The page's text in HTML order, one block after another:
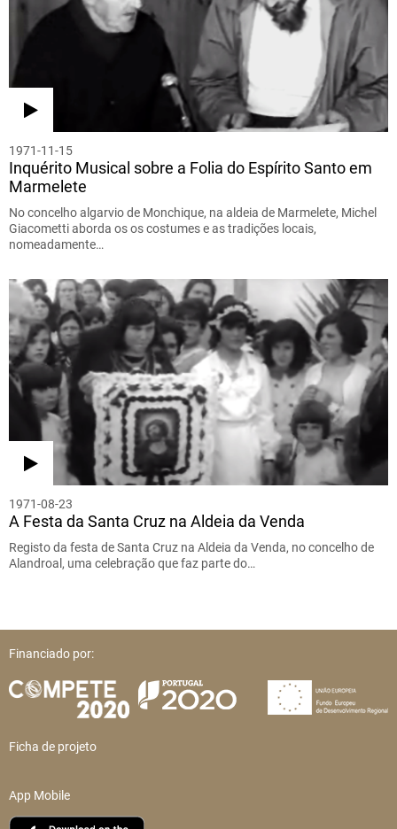
1971-11-15
Inquérito Musical sobre a Folia do Espírito Santo em
Marmelete
No concelho algarvio de Monchique, na aldeia de Marmelete, Michel
Giacometti aborda os os costumes e as tradições locais,
nomeadamente…
1971-08-23
A Festa da Santa Cruz na Aldeia da Venda
Registo da festa de Santa Cruz na Aldeia da Venda, no concelho de
Alandroal, uma celebração que faz parte do…
Financiado por:
Ficha de projeto
App Mobile